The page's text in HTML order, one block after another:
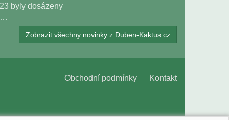
byly dosázeny
Zobrazit všechny novinky z Duben-Kaktus.cz
Obchodní podmínky Kontakt